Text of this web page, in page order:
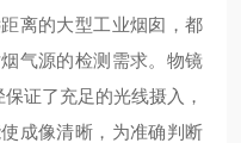
离的大型工业烟囱，都
气源的检测需求。物镜
证了充足的光线摄入，
成像清晰，为准确判断